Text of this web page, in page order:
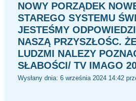
NOWY PORZĄDEK
STAREGO SYSTEMU
JESTEŚMY
NASZĄ PRZYSZŁOŚC.
LUDZMI NALEZY
SŁABOŚCI/ TV IMAGO
Wysłany dnia: 6 września 2024 14:42